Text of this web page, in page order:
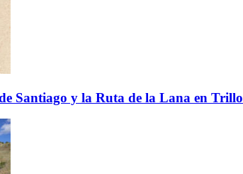
Santiago y la Ruta de la Lana en Trillo